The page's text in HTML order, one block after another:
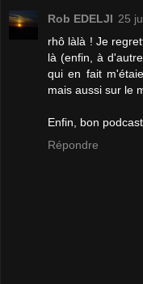
Rob EDELJI 25
rhô làlà ! Je
là (enfin, à
qui en fait
mais aussi sur le
Enfin, bon
Répondre